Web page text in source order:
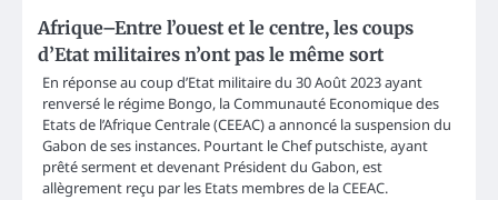
Afrique–Entre l’ouest et le centre, les coups
d’Etat militaires n’ont pas le même sort
En réponse au coup d’Etat militaire du 30 Août 2023 ayant
renversé le régime Bongo, la Communauté Economique des
Etats de l’Afrique Centrale (CEEAC) a annoncé la suspension du
Gabon de ses instances. Pourtant le Chef putschiste, ayant
prêté serment et devenant Président du Gabon, est
allègrement reçu par les Etats membres de la CEEAC.